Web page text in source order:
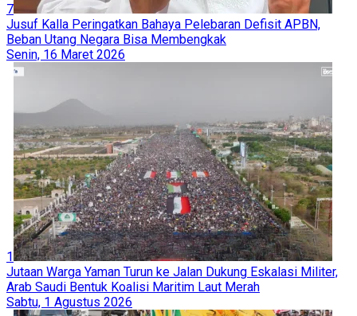
7
Jusuf Kalla Peringatkan Bahaya Pelebaran Defisit APBN,
Beban Utang Negara Bisa Membengkak
Senin, 16 Maret 2026
1
Jutaan Warga Yaman Turun ke Jalan Dukung Eskalasi Militer,
Arab Saudi Bentuk Koalisi Maritim Laut Merah
Sabtu, 1 Agustus 2026